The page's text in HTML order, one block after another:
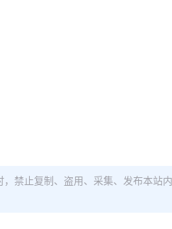
禁止复制、盗用、采集、发布本站